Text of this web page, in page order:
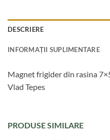
DESCRIERE
INFORMAȚII SUPLIMENTARE
Magnet frigider din rasina
Vlad Tepes
PRODUSE SIMILARE